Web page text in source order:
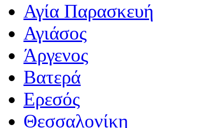
Αγία Παρασκευή
Αγιάσος
Άργενος
Βατερά
Ερεσός
Θεσσαλονίκη